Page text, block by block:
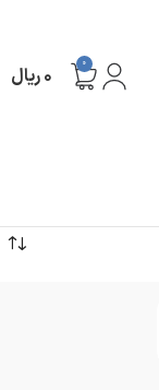
0 ۰ریال